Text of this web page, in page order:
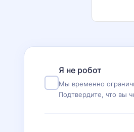
Я не робот
Мы временно
Подтвердите, что вы